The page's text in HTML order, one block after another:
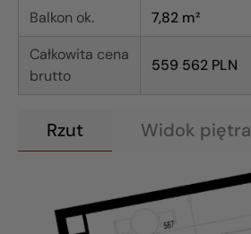
Balkon ok.
7,82 m²
Całkowita cena
brutto
559 562 PLN
Rzut Widok piętra